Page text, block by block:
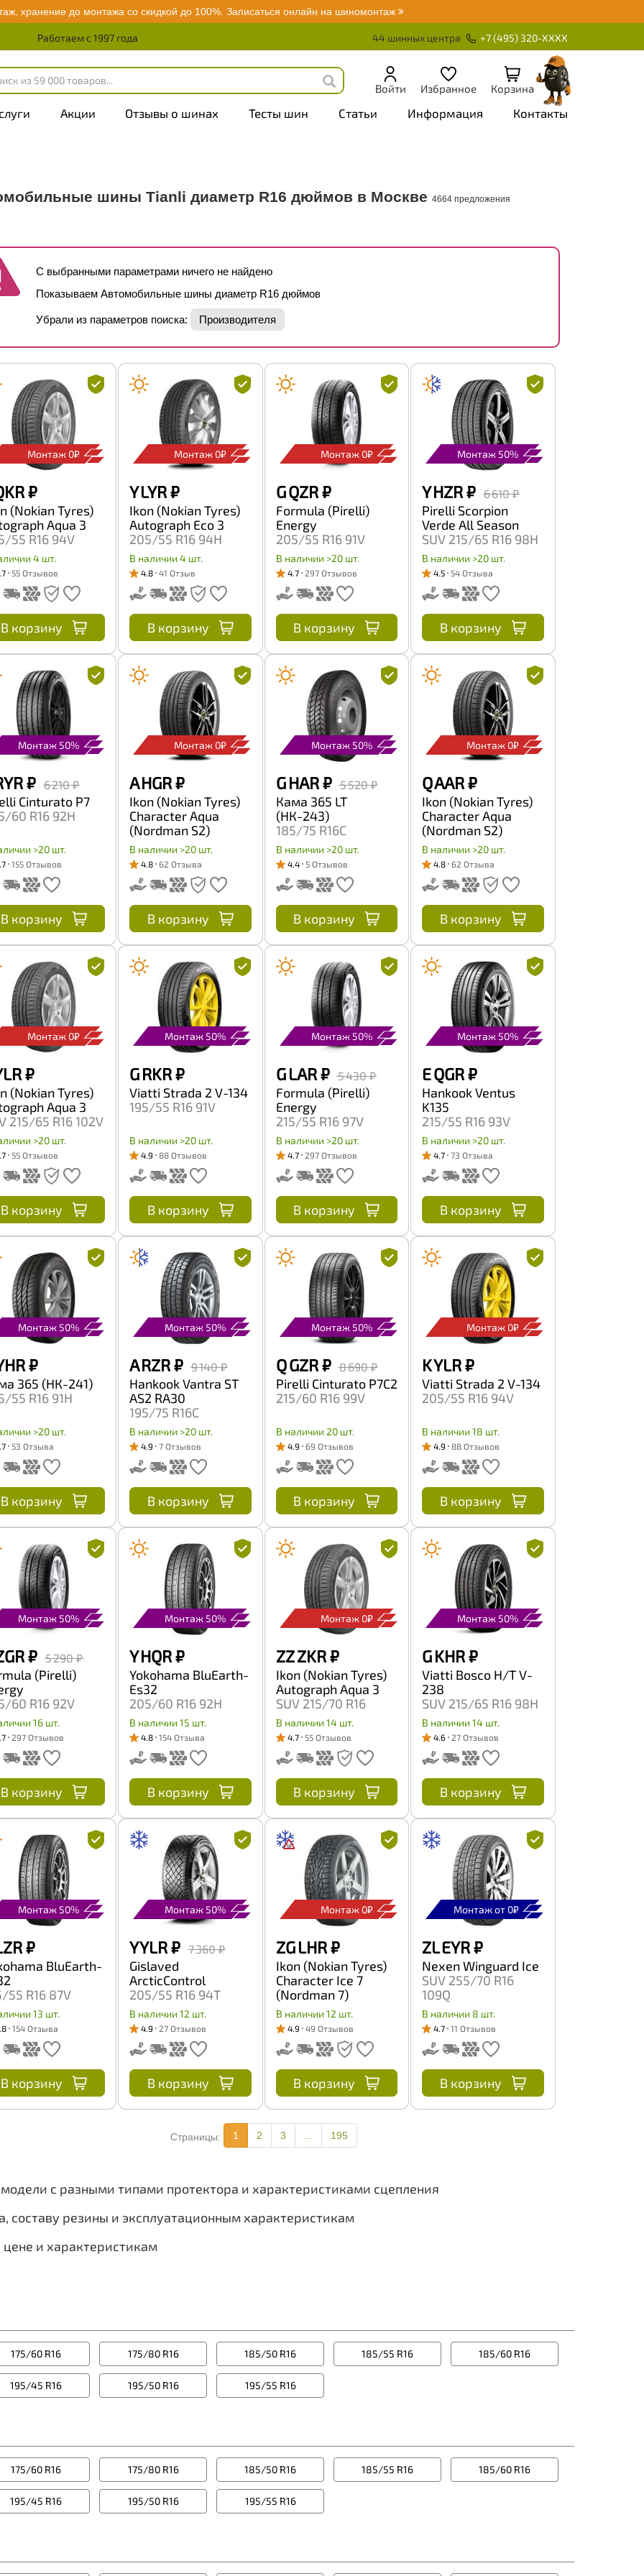
хранение до монтажа со скидкой до 100%. Записаться онлайн на шиномонтаж
Работаем с 1997 года 44 шинных центра +7 (495) 320-XXXX
Войти Избранное Корзина
Акции Отзывы о шинах Тесты шин Статьи Информация Контакты
шины Tianli диаметр R16 дюймов в Москве 4664 предложения
С выбранными параметрами ничего не найдено
Показываем Автомобильные шины диаметр R16 дюймов
Убрали из параметров поиска: Производителя
Монтаж 0₽
₽
(Nokian Tyres)
Aqua 3
55 R16 94V
4 шт.
55 Отзывов
В корзину
Монтаж 0₽
Y LYR₽
Ikon (Nokian Tyres)
Autograph Eco 3
205/55 R16 94H
В наличии 4 шт.
4.8 41 Отзыв
В корзину
Монтаж 0₽
G QZR₽
Formula (Pirelli)
Energy
205/55 R16 91V
В наличии >20 шт.
4.7 297 Отзывов
В корзину
Монтаж 50%
Y HZR₽ 6 610 ₽
Pirelli Scorpion
Verde All Season
SUV 215/65 R16 98H
В наличии >20 шт.
4.5 54 Отзыва
В корзину
Монтаж 50%
₽ 6 210 ₽
Cinturato P7
60 R16 92H
>20 шт.
155 Отзывов
В корзину
Монтаж 0₽
A HGR₽
Ikon (Nokian Tyres)
Character Aqua
(Nordman S2)
SUV 225/70 R16
103T
В наличии >20 шт.
4.8 62 Отзыва
В корзину
Монтаж 50%
G HAR₽ 5 520 ₽
Кама 365 LT
(НК-243)
185/75 R16C
104/102Q
В наличии >20 шт.
4.4 5 Отзывов
В корзину
Монтаж 0₽
Q AAR₽
Ikon (Nokian Tyres)
Character Aqua
(Nordman S2)
SUV 235/60 R16
100H
В наличии >20 шт.
4.8 62 Отзыва
В корзину
Монтаж 0₽
₽
(Nokian Tyres)
Aqua 3
215/65 R16 102V
>20 шт.
55 Отзывов
В корзину
Монтаж 50%
G RKR₽
Viatti Strada 2 V-134
195/55 R16 91V
В наличии >20 шт.
4.9 88 Отзывов
В корзину
Монтаж 50%
G LAR₽ 5 430 ₽
Formula (Pirelli)
Energy
215/55 R16 97V
В наличии >20 шт.
4.7 297 Отзывов
В корзину
Монтаж 50%
E QGR₽
Hankook Ventus
K135
215/55 R16 93V
В наличии >20 шт.
4.7 73 Отзыва
В корзину
Монтаж 50%
₽
365 (НК-241)
55 R16 91H
>20 шт.
53 Отзыва
В корзину
Монтаж 50%
A RZR₽ 9 140 ₽
Hankook Vantra ST
AS2 RA30
195/75 R16C
107/105R
В наличии >20 шт.
4.9 7 Отзывов
В корзину
Монтаж 50%
Q GZR₽ 8 690 ₽
Pirelli Cinturato P7C2
215/60 R16 99V
В наличии 20 шт.
4.9 69 Отзывов
В корзину
Монтаж 0₽
K YLR₽
Viatti Strada 2 V-134
205/55 R16 94V
В наличии 18 шт.
4.9 88 Отзывов
В корзину
Монтаж 50%
₽ 5 290 ₽
(Pirelli)
60 R16 92V
16 шт.
297 Отзывов
В корзину
Монтаж 50%
Y HQR₽
Yokohama BluEarth-
Es32
205/60 R16 92H
В наличии 15 шт.
4.8 154 Отзыва
В корзину
Монтаж 0₽
ZZ ZKR₽
Ikon (Nokian Tyres)
Autograph Aqua 3
SUV 215/70 R16
100H
В наличии 14 шт.
4.7 55 Отзывов
В корзину
Монтаж 50%
G KHR₽
Viatti Bosco H/T V-
238
SUV 215/65 R16 98H
В наличии 14 шт.
4.6 27 Отзывов
В корзину
Монтаж 50%
₽
BluEarth-
55 R16 87V
13 шт.
154 Отзыва
В корзину
Монтаж 50%
Y YLR₽ 7 360 ₽
Gislaved
ArcticControl
205/55 R16 94T
В наличии 12 шт.
4.9 27 Отзывов
В корзину
Монтаж 0₽
ZG LHR₽
Ikon (Nokian Tyres)
Character Ice 7
(Nordman 7)
SUV 245/75 R16 111T
В наличии 12 шт.
4.9 49 Отзывов
В корзину
Монтаж от 0₽
ZL EYR₽
Nexen Winguard Ice
SUV 255/70 R16
109Q
В наличии 8 шт.
4.7 11 Отзывов
В корзину
Страницы: 1 2 3 195
с разными типами протектора и характеристиками сцепления
составу резины и эксплуатационным характеристикам
и характеристикам
175/60 R16 175/80 R16 185/50 R16 185/55 R16 185/60 R16
195/45 R16 195/50 R16 195/55 R16
175/60 R16 175/80 R16 185/50 R16 185/55 R16 185/60 R16
195/45 R16 195/50 R16 195/55 R16